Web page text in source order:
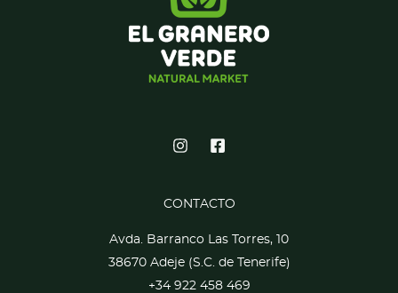
CONTACTO
Avda. Barranco Las Torres, 10
38670 Adeje (S.C. de Tenerife)
+34 922 458 469